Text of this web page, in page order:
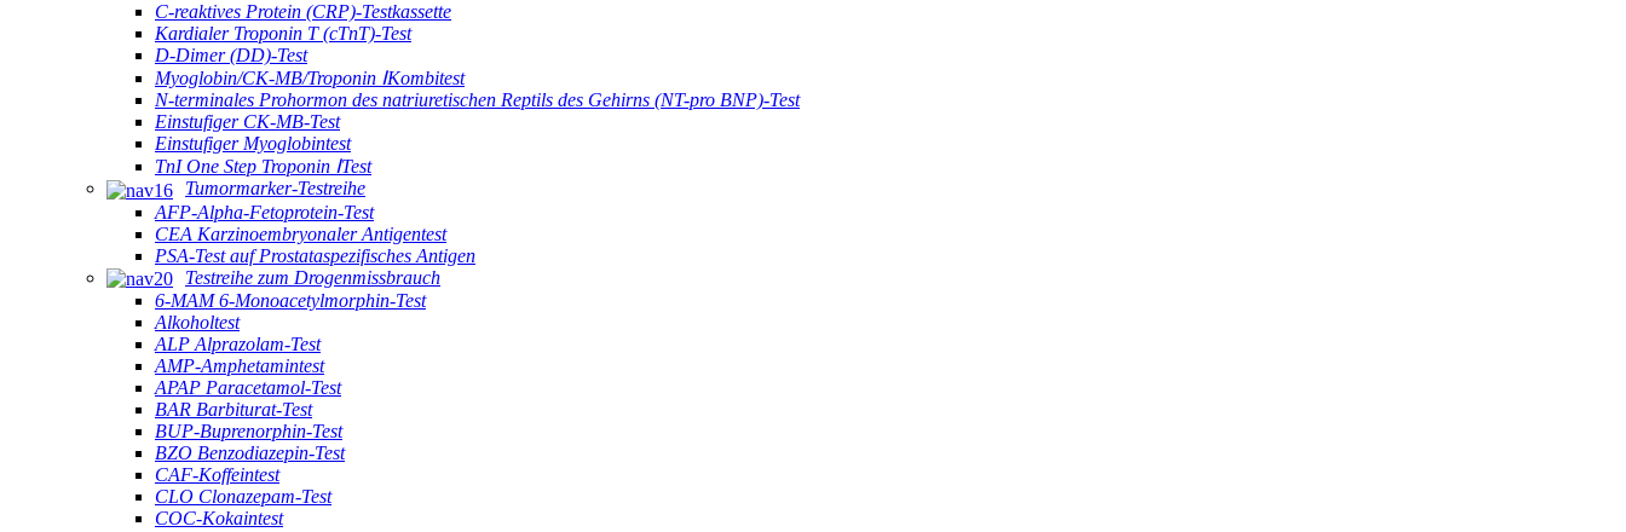
C-reaktives Protein (CRP)-Testkassette
Kardialer Troponin T (cTnT)-Test
D-Dimer (DD)-Test
Myoglobin/CK-MB/Troponin ⅠKombitest
N-terminales Prohormon des natriuretischen Reptils des Gehirns (NT-pro BNP)-Test
Einstufiger CK-MB-Test
Einstufiger Myoglobintest
TnI One Step Troponin ⅠTest
Tumormarker-Testreihe
AFP-Alpha-Fetoprotein-Test
CEA Karzinoembryonaler Antigentest
PSA-Test auf Prostataspezifisches Antigen
Testreihe zum Drogenmissbrauch
6-MAM 6-Monoacetylmorphin-Test
Alkoholtest
ALP Alprazolam-Test
AMP-Amphetamintest
APAP Paracetamol-Test
BAR Barbiturat-Test
BUP-Buprenorphin-Test
BZO Benzodiazepin-Test
CAF-Koffeintest
CLO Clonazepam-Test
COC-Kokaintest